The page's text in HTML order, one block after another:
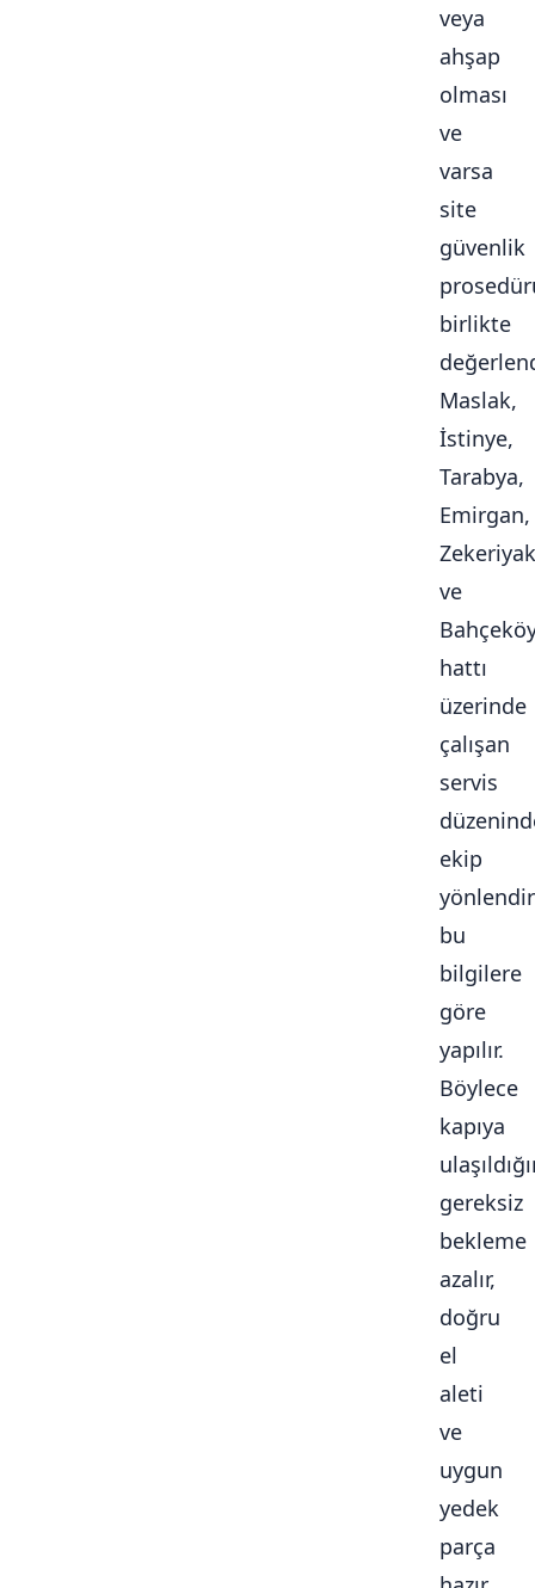
veya
ahşap
olması
ve
varsa
site
güvenlik
birlikte
Maslak,
İstinye,
Tarabya,
Emirgan,
ve
hattı
üzerinde
çalışan
servis
ekip
bu
bilgilere
göre
yapılır.
Böylece
kapıya
gereksiz
bekleme
azalır,
doğru
el
aleti
ve
uygun
yedek
parça